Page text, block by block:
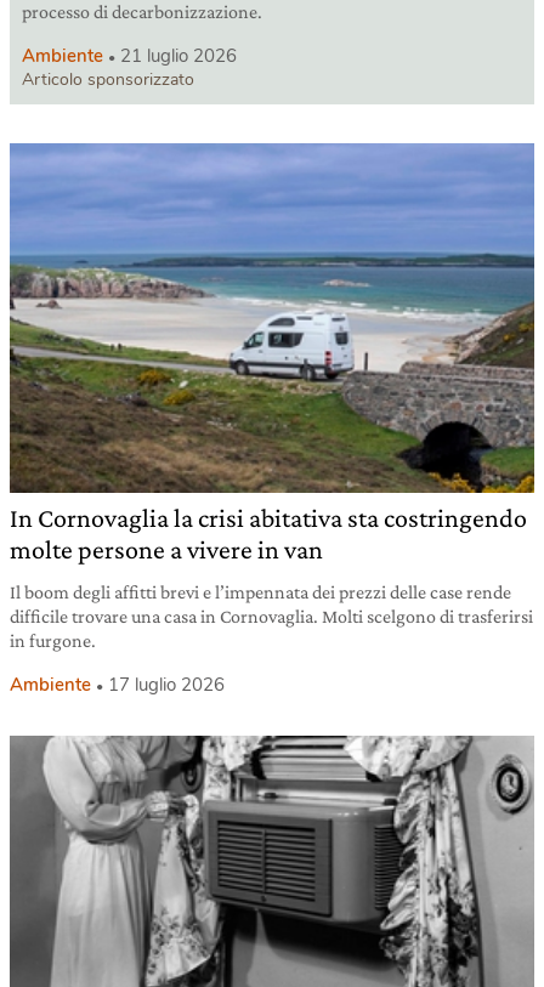
processo di decarbonizzazione.
Ambiente 21 luglio 2026
Articolo sponsorizzato
In Cornovaglia la crisi abitativa sta costringendo
molte persone a vivere in van
Il boom degli affitti brevi e l’impennata dei prezzi delle case rende
difficile trovare una casa in Cornovaglia. Molti scelgono di trasferirsi
in furgone.
Ambiente 17 luglio 2026